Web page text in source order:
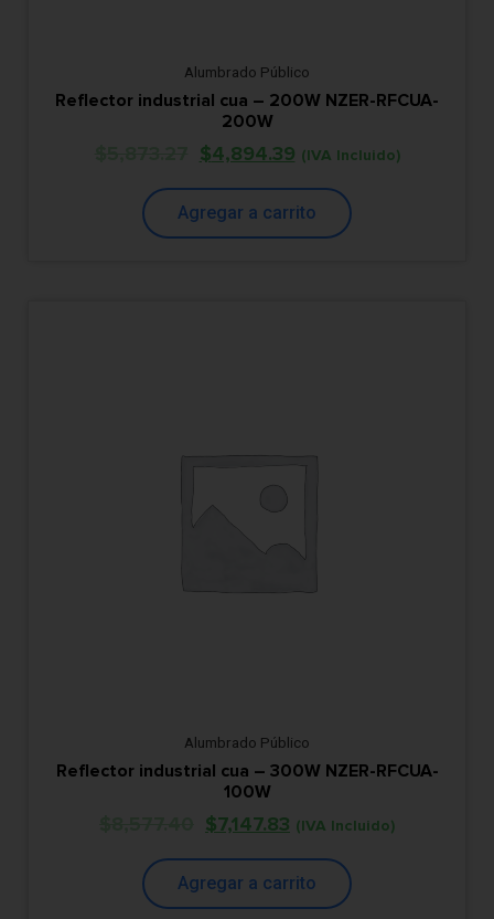
Alumbrado Público
Reflector industrial cua – 200W NZER-RFCUA-
200W
$4,894.39 (IVA Incluido)
Agregar a carrito
Alumbrado Público
Reflector industrial cua – 300W NZER-RFCUA-
100W
$7,147.83 (IVA Incluido)
Agregar a carrito